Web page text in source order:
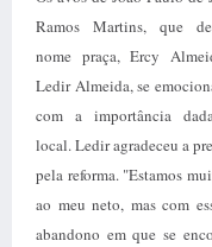
Ramos Martins, que
nome praça, Ercy
Ledir Almeida, se
com a importância
local. Ledir agradeceu a
pela reforma. "Estamos
ao meu neto, mas com
abandono em que se